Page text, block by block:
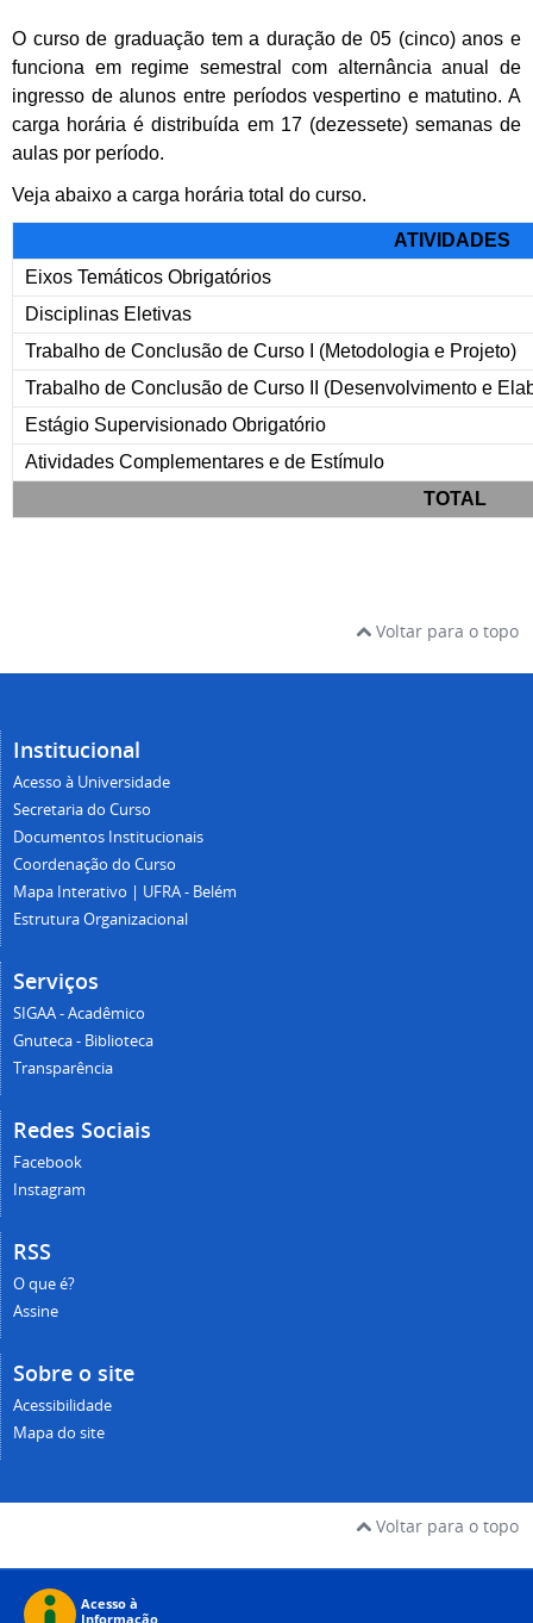
O curso de graduação tem a duração de 05 (cinco) anos e
funciona em regime semestral com alternância anual de
ingresso de alunos entre períodos vespertino e matutino. A
carga horária é distribuída em 17 (dezessete) semanas de
aulas por período.
Veja abaixo a carga horária total do curso.
ATIVIDADES
Eixos Temáticos Obrigatórios
Disciplinas Eletivas
Trabalho de Conclusão de Curso I (Metodologia e Projeto)
Trabalho de Conclusão de Curso II (Desenvolvimento e
Estágio Supervisionado Obrigatório
Atividades Complementares e de Estímulo
TOTAL
Voltar para o topo
Institucional
Acesso à Universidade
Secretaria do Curso
Documentos Institucionais
Coordenação do Curso
Mapa Interativo | UFRA - Belém
Estrutura Organizacional
Serviços
SIGAA - Acadêmico
Gnuteca - Biblioteca
Transparência
Redes Sociais
Facebook
Instagram
RSS
O que é?
Assine
Sobre o site
Acessibilidade
Mapa do site
Voltar para o topo